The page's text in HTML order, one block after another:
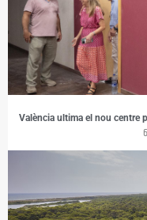
València ultima el nou centre